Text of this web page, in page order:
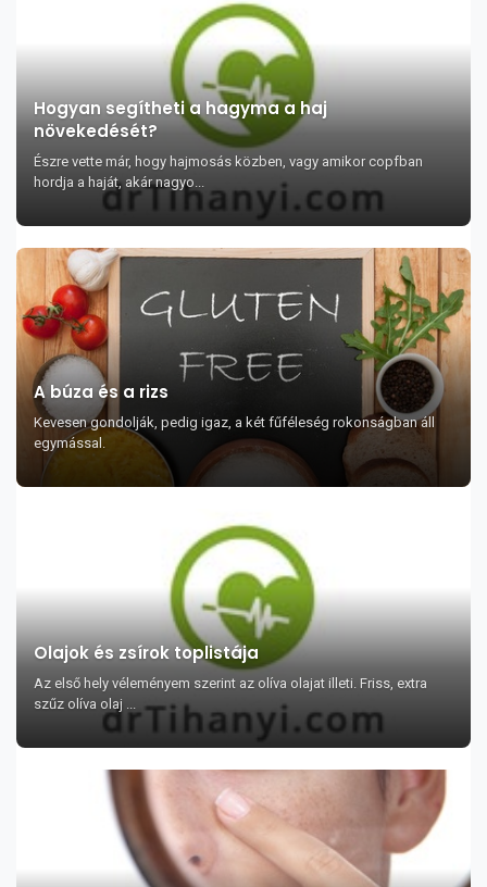
Hogyan segítheti a hagyma a haj
növekedését?
Észre vette már, hogy hajmosás közben, vagy amikor copfban
hordja a haját, akár nagyo...
A búza és a rizs
Kevesen gondolják, pedig igaz, a két fűféleség rokonságban áll
egymással.
Olajok és zsírok toplistája
Az első hely véleményem szerint az olíva olajat illeti. Friss, extra
szűz olíva olaj ...